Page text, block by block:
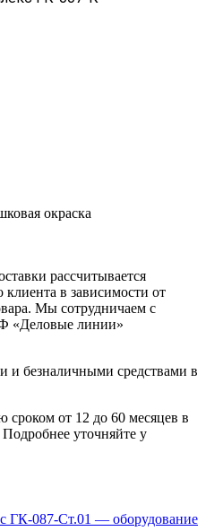
окраска
рассчитывается
в зависимости от
Мы сотрудничаем с
«Деловые линии»
безналичными средствами в
сроком от 12 до 60 месяцев в
уточняйте у